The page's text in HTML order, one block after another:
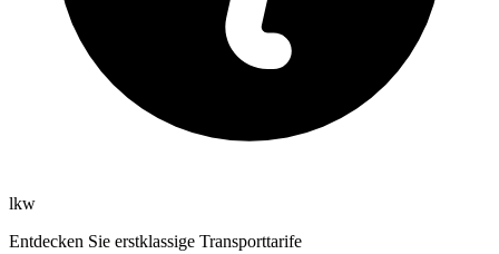
lkw
Entdecken Sie erstklassige Transporttarife